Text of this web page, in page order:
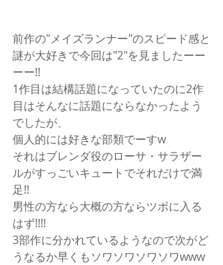
前作の"メイズランナー"のスピード感と
謎が大好きで今回は"2"を見ましたーー
ーー!!
1作目は結構話題になっていたのに2作
目はそんなに話題にならなかったよう
でしたが、
個人的には好きな部類でーすw
それはブレンダ役のローサ・サラザー
ルがすっごいキュートでそれだけで満
足!!
男性の方なら大概の方ならツボに入る
はず!!!!
3部作に分かれているようなので次がど
うなるか早くもソワソワソワソワwww